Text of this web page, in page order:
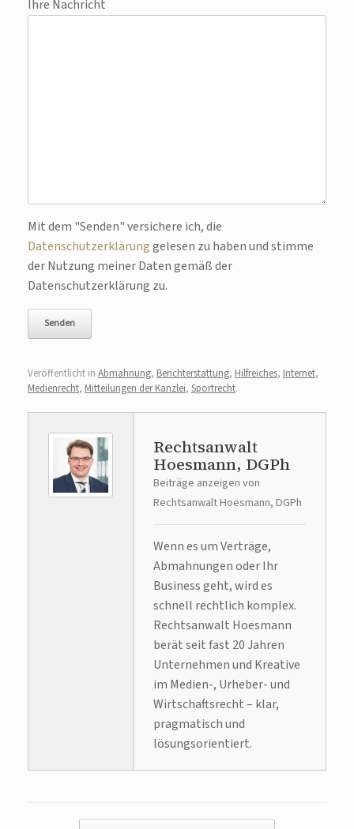
Ihre Nachricht
Bitte lasse dieses Feld leer.
Mit dem "Senden" versichere ich, die
Datenschutzerklärunggelesen zu haben und stimme
der Nutzung meiner Daten gemäß der
Datenschutzerklärung zu.
Veröffentlicht in Abmahnung, Berichterstattung, Hilfreiches, Internet,
Medienrecht, Mitteilungen der Kanzlei, Sportrecht.
Rechtsanwalt
Hoesmann, DGPh
Beiträge anzeigen von
Rechtsanwalt Hoesmann, DGPh
Wenn es um Verträge,
Abmahnungen oder Ihr
Business geht, wird es
schnell rechtlich komplex.
Rechtsanwalt Hoesmann
berät seit fast 20 Jahren
Unternehmen und Kreative
im Medien-, Urheber- und
Wirtschaftsrecht – klar,
pragmatisch und
lösungsorientiert.